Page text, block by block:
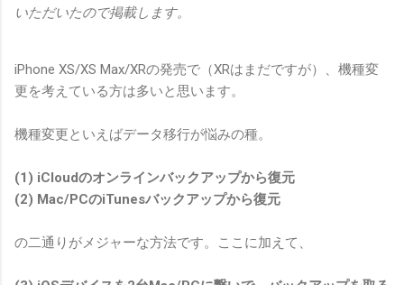
いただいたので掲載します。
iPhone XS/XS Max/XRの発売で（XRはまだですが）、機種変
更を考えている方は多いと思います。
機種変更といえばデータ移行が悩みの種。
(1) iCloudのオンラインバックアップから復元
(2) Mac/PCのiTunesバックアップから復元
の二通りがメジャーな方法です。ここに加えて、